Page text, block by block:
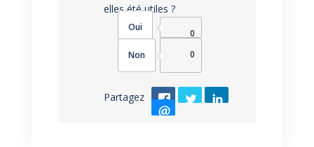
elles été utiles ?
0
0
Partagez